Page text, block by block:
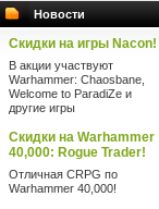
Новости
Скидки на игры Nacon!
В акции участвуют
Warhammer: Chaosbane,
Welcome to ParadiZe и
другие игры
Скидки на Warhammer
40,000: Rogue Trader!
Отличная CRPG по
Warhammer 40,000!